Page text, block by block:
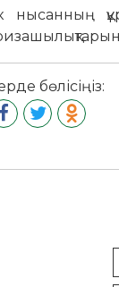
нысанның
бөлісіңіз: